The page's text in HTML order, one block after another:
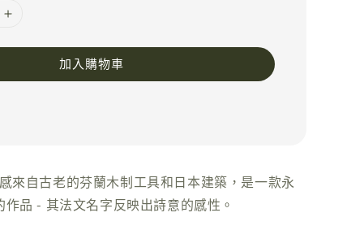
加入購物車
來自古老的芬蘭木制工具和日本建築，是一款永
品 - 其法文名字反映出詩意的感性。